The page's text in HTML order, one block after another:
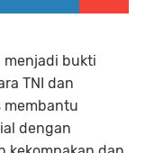
menjadi bukti
TNI dan
membantu
dengan